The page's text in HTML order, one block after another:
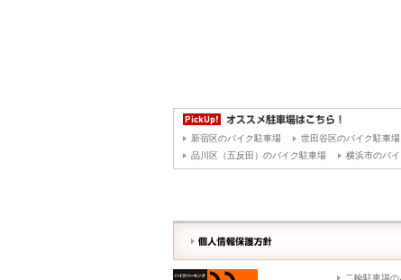
新宿区のバイク駐車場 世田谷区のバイク駐車場
品川区（五反田）のバイク駐車場
横浜市のバ
二輪駐車場